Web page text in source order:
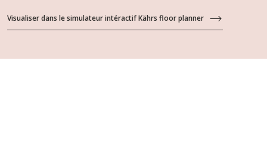
Visualiser dans le simulateur intéractif Kährs floor planner